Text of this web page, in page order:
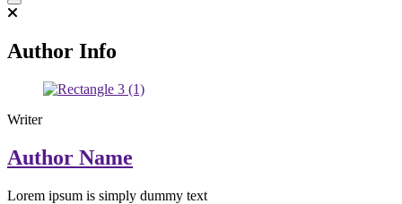
Author Info
Writer
Author Name
Lorem ipsum is simply dummy text